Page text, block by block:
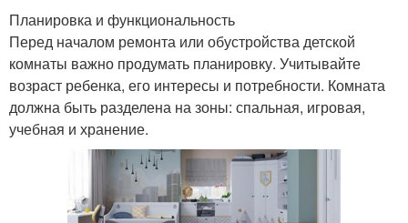
Планировка и функциональность
Перед началом ремонта или обустройства детской
комнаты важно продумать планировку. Учитывайте
возраст ребенка, его интересы и потребности. Комната
должна быть разделена на зоны: спальная, игровая,
учебная и хранение.